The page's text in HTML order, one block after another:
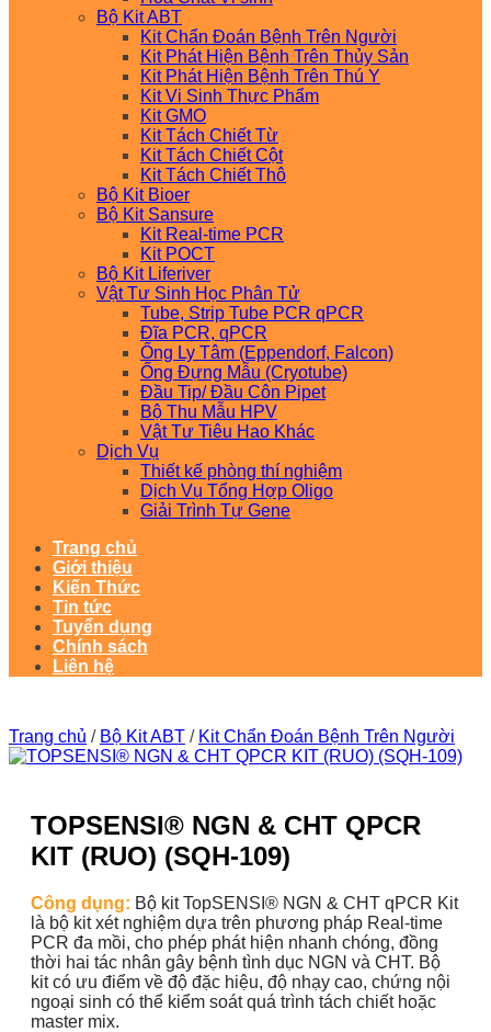
Bộ Kit ABT
Kit Chẩn Đoán Bệnh Trên Người
Kit Phát Hiện Bệnh Trên Thủy Sản
Kit Phát Hiện Bệnh Trên Thú Y
Kit Vi Sinh Thực Phẩm
Kit GMO
Kit Tách Chiết Từ
Kit Tách Chiết Cột
Kit Tách Chiết Thô
Bộ Kit Bioer
Bộ Kit Sansure
Kit Real-time PCR
Kit POCT
Bộ Kit Liferiver
Vật Tư Sinh Học Phân Tử
Tube, Strip Tube PCR qPCR
Đĩa PCR, qPCR
Ống Ly Tâm (Eppendorf, Falcon)
Ống Đựng Mẫu (Cryotube)
Đầu Tip/ Đầu Côn Pipet
Bộ Thu Mẫu HPV
Vật Tư Tiêu Hao Khác
Dịch Vụ
Thiết kế phòng thí nghiệm
Dịch Vụ Tổng Hợp Oligo
Giải Trình Tự Gene
Trang chủ
Giới thiệu
Kiến Thức
Tin tức
Tuyển dụng
Chính sách
Liên hệ
Trang chủ / Bộ Kit ABT / Kit Chẩn Đoán Bệnh Trên Người
TOPSENSI® NGN & CHT QPCR
KIT (RUO) (SQH-109)
Công dụng: Bộ kit TopSENSI® NGN & CHT qPCR Kit
là bộ kit xét nghiệm dựa trên phương pháp Real-time
PCR đa mồi, cho phép phát hiện nhanh chóng, đồng
thời hai tác nhân gây bệnh tình dục NGN và CHT. Bộ
kit có ưu điểm về độ đặc hiệu, độ nhạy cao, chứng nội
ngoại sinh có thể kiểm soát quá trình tách chiết hoặc
master mix.